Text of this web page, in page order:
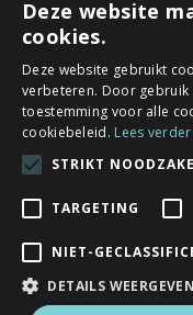
Deze website
cookies.
Deze website gebruikt
verbeteren. Door gebruik
toestemming voor alle
cookiebeleid. Lees verder
STRIKT
TARGETING
NIET-
DETAILS WEERGEVEN